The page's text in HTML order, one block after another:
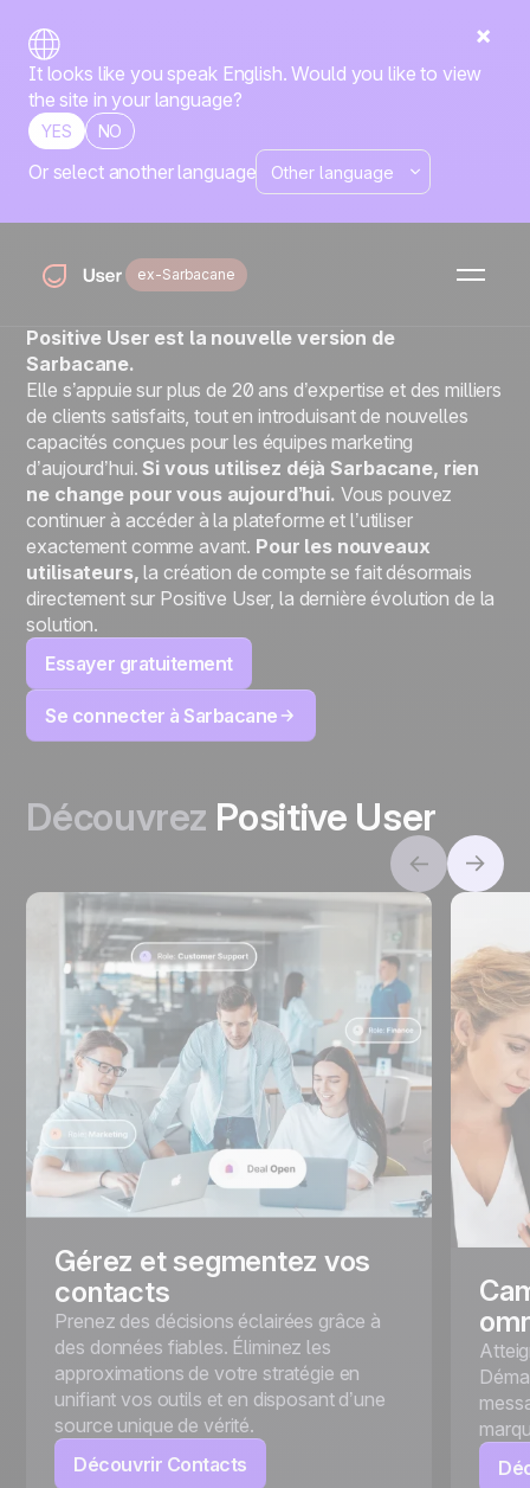
It looks like you speak English. Would you like to view
the site in your language?
YES NO
Or select another language
ex-Sarbacane
Positive User
Sarbacane évolue et
devient Positive User
Positive User est la nouvelle version de
Sarbacane.
Elle s’appuie sur plus de 20 ans d’expertise et des milliers
de clients satisfaits, tout en introduisant de nouvelles
capacités conçues pour les équipes marketing
d’aujourd’hui.Si vous utilisez déjà Sarbacane, rien
ne change pour vous aujourd’hui. Vous pouvez
continuer à accéder à la plateforme et l’utiliser
exactement comme avant. Pour les nouveaux
utilisateurs,la création de compte se fait désormais
directement sur Positive User, la dernière évolution de la
solution.
Essayer gratuitement
Se connecter à Sarbacane
Découvrez Positive User
Gérez et segmentez vos
contacts
Prenez des décisions éclairées grâce à
des données fiables. Éliminez les
approximations de votre stratégie en
unifiant vos outils et en disposant d’une
source unique de vérité.
Découvrir Contacts